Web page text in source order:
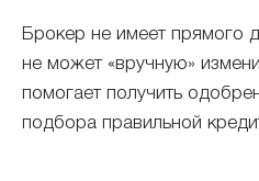
Брокер не имеет прямого
не может «вручную»
помогает получить
подбора правильной